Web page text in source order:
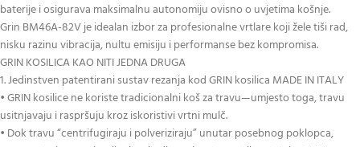
baterije i osigurava maksimalnu autonomiju ovisno o uvjetima košnje.
Grin BM46A-82V je idealan izbor za profesionalne vrtlare koji žele tiši rad,
nisku razinu vibracija, nultu emisiju i performanse bez kompromisa.
GRIN KOSILICA KAO NITI JEDNA DRUGA
1. Jedinstven patentirani sustav rezanja kod GRIN kosilica MADE IN ITALY
• GRIN kosilice ne koriste tradicionalni koš za travu—umjesto toga, travu
usitnjavaju i raspršuju kroz iskoristivi vrtni mulč.
• Dok travu “centrifugiraju i polveriziraju” unutar posebnog poklopca,